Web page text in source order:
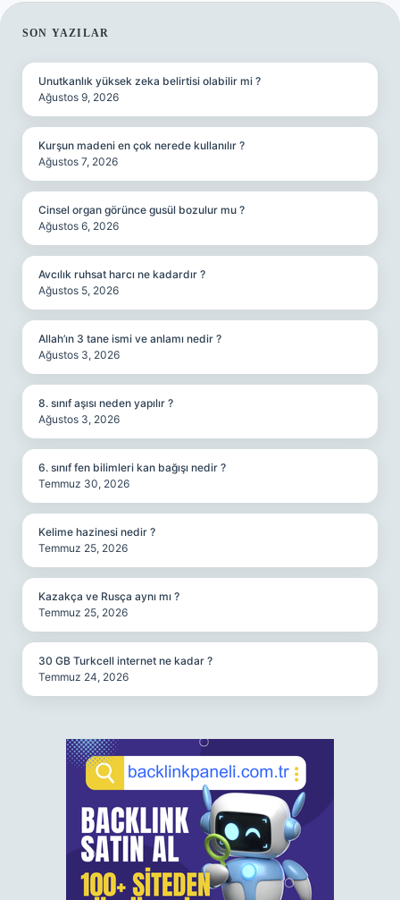
SIDEBAR
SON YAZILAR
Unutkanlık yüksek zeka belirtisi olabilir mi ?
Ağustos 9, 2026
Kurşun madeni en çok nerede kullanılır ?
Ağustos 7, 2026
Cinsel organ görünce gusül bozulur mu ?
Ağustos 6, 2026
Avcılık ruhsat harcı ne kadardır ?
Ağustos 5, 2026
Allah’ın 3 tane ismi ve anlamı nedir ?
Ağustos 3, 2026
8. sınıf aşısı neden yapılır ?
Ağustos 3, 2026
6. sınıf fen bilimleri kan bağışı nedir ?
Temmuz 30, 2026
Kelime hazinesi nedir ?
Temmuz 25, 2026
Kazakça ve Rusça aynı mı ?
Temmuz 25, 2026
30 GB Turkcell internet ne kadar ?
Temmuz 24, 2026